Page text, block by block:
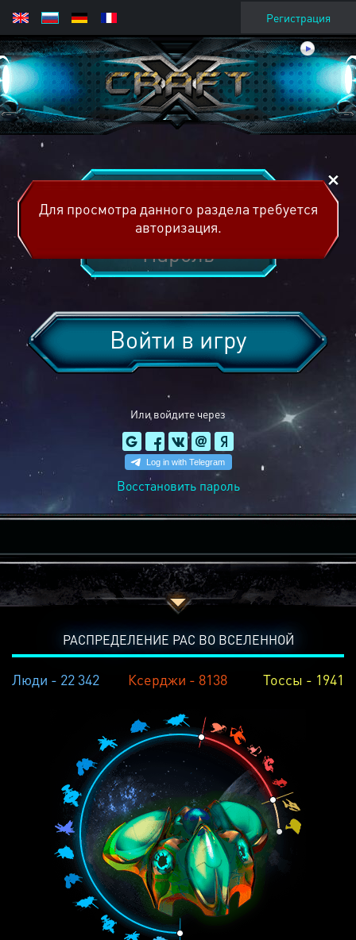
Регистрация
Или войдите через
Войти в игру
Восстановить пароль
Для просмотра данного раздела требуется
авторизация.
РАСПРЕДЕЛЕНИЕ РАС ВО ВСЕЛЕННОЙ
Люди - 22 342 Ксерджи - 8138 Тоссы - 1941